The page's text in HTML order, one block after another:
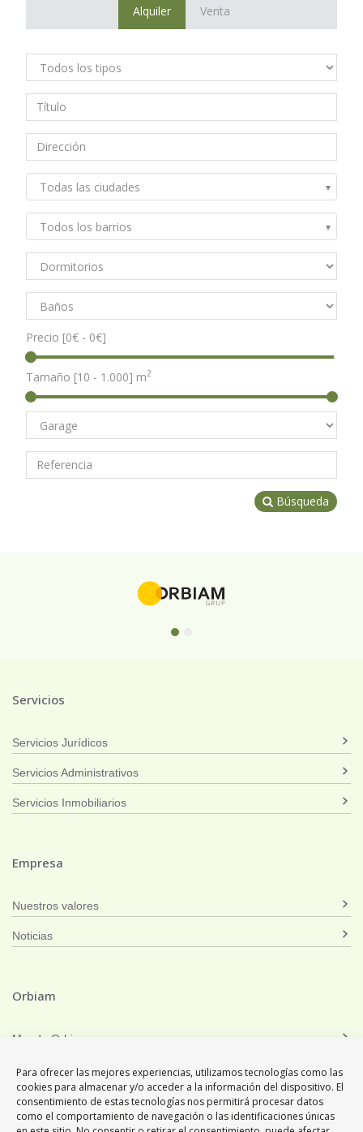
Para ofrecer las mejores experiencias, utilizamos tecnologías como las
cookies para almacenar y/o acceder a la información del dispositivo. El
consentimiento de estas tecnologías nos permitirá procesar datos
como el comportamiento de navegación o las identificaciones únicas
Alquiler Venta
Todas las ciudades
Todos los barrios
Precio [0€ - 0€]
Tamaño [10 - 1.000] m2
Búsqueda
Servicios
Servicios Jurídicos
Servicios Administrativos
Servicios Inmobiliarios
Empresa
Nuestros valores
Noticias
Orbiam
Mundo Orbiam
Orbiam Grup